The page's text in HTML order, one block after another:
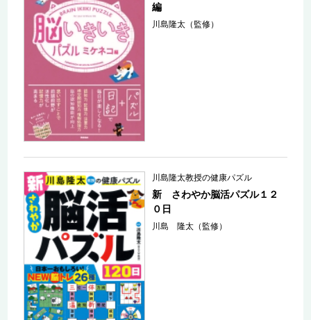
編
川島隆太（監修）
川島隆太教授の健康パズル
新 さわやか脳活パズル１２
０日
川島 隆太（監修）